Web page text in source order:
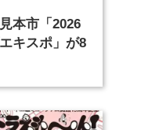
本市「2026
キスポ」が8